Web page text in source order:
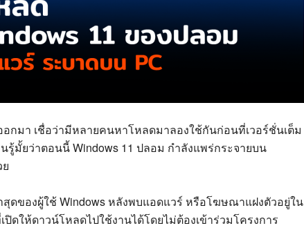
อกมา เชื่อว่ามีหลายคนหาโหลดมาลองใช้กันก่อนที่เวอร์ชั่นเต็ม
รู้มั้ยว่าตอนนี้ Windows 11 ปลอม กำลังแพร่กระจายบน
สุดของผู้ใช้ Windows หลังพบแอดแวร์ หรือโฆษณาแฝงตัวอยู่ใน
ดให้ดาวน์โหลดไปใช้งานได้โดยไม่ต้องเข้าร่วมโครงการ